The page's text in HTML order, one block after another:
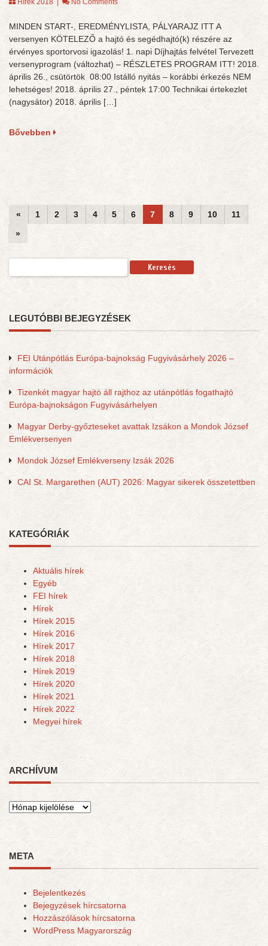
Hírek 2018 No Comments
MINDEN START-, EREDMÉNYLISTA, PÁLYARAJZ ITT A
versenyen KÖTELEZŐ a hajtó és segédhajtó(k) részére az
érvényes sportorvosi igazolás! 1. napi Díjhajtás felvétel Tervezett
versenyprogram (változhat) – RÉSZLETES PROGRAM ITT! 2018.
április 26., csütörtök 08:00 Istálló nyitás – korábbi érkezés NEM
lehetséges! 2018. április 27., péntek 17:00 Technikai értekezlet
(nagysátor) 2018. április […]
Bővebben
« 1 2 3 4 5 6 7 8 9 10
11
»
LEGUTÓBBI BEJEGYZÉSEK
FEI Utánpótlás Európa-bajnokság Fugyivásárhely 2026 –
információk
Tizenkét magyar hajtó áll rajthoz az utánpótlás fogathajtó
Európa-bajnokságon Fugyivásárhelyen
Magyar Derby-győzteseket avattak Izsákon a Mondok József
Emlékversenyen
Mondok József Emlékverseny Izsák 2026
CAI St. Margarethen (AUT) 2026: Magyar sikerek összetettben
KATEGÓRIÁK
Aktuális hírek
Egyéb
FEI hírek
Hírek
Hírek 2015
Hírek 2016
Hírek 2017
Hírek 2018
Hírek 2019
Hírek 2020
Hírek 2021
Hírek 2022
Megyei hírek
ARCHÍVUM
Archívum
META
Bejelentkezés
Bejegyzések hírcsatorna
Hozzászólások hírcsatorna
WordPress Magyarország